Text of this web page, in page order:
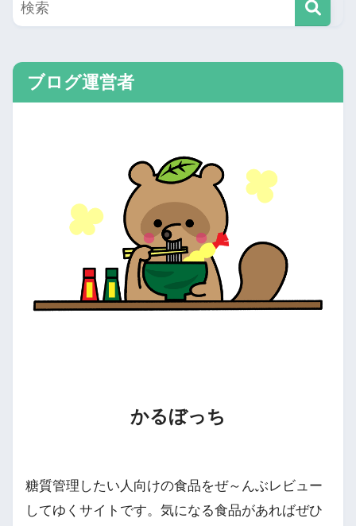
ブログ運営者
かるぼっち
糖質管理したい人向けの食品をぜ～んぶレビュー
してゆくサイトです。気になる食品があればぜひ